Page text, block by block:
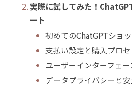
実際に試してみた！
ート
初めてのChatGPTショ
支払い設定と購入プロセ
ユーザーインターフェ
データプライバシーと